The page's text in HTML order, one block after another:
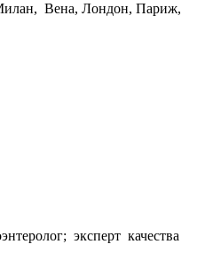
Милан, Вена, Лондон, Париж,
эксперт качества